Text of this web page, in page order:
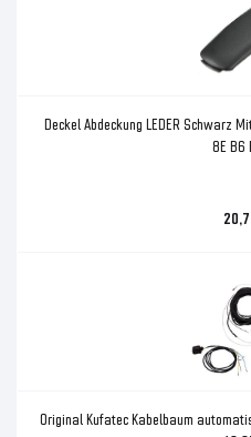
Deckel Abdeckung LEDER Schwarz
8E B6
Original Kufatec Kabelbaum